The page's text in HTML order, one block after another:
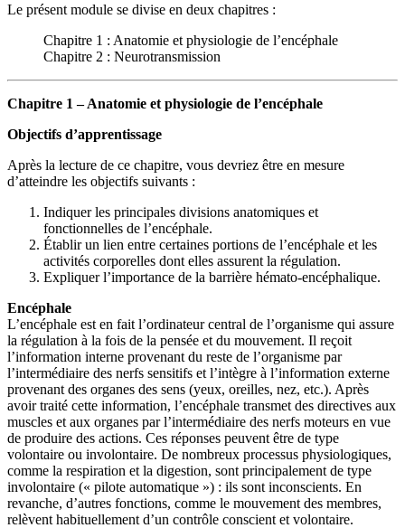
Le présent module se divise en deux chapitres :
Chapitre 1 : Anatomie et physiologie de l’encéphale
Chapitre 2 : Neurotransmission
Chapitre 1 – Anatomie et physiologie de l’encéphale
Objectifs d’apprentissage
Après la lecture de ce chapitre, vous devriez être en mesure
d’atteindre les objectifs suivants :
Indiquer les principales divisions anatomiques et
fonctionnelles de l’encéphale.
Établir un lien entre certaines portions de l’encéphale et les
activités corporelles dont elles assurent la régulation.
Expliquer l’importance de la barrière hémato-encéphalique.
Encéphale
L’encéphale est en fait l’ordinateur central de l’organisme qui assure
la régulation à la fois de la pensée et du mouvement. Il reçoit
l’information interne provenant du reste de l’organisme par
l’intermédiaire des nerfs sensitifs et l’intègre à l’information externe
provenant des organes des sens (yeux, oreilles, nez, etc.). Après
avoir traité cette information, l’encéphale transmet des directives aux
muscles et aux organes par l’intermédiaire des nerfs moteurs en vue
de produire des actions. Ces réponses peuvent être de type
volontaire ou involontaire. De nombreux processus physiologiques,
comme la respiration et la digestion, sont principalement de type
involontaire (« pilote automatique ») : ils sont inconscients. En
revanche, d’autres fonctions, comme le mouvement des membres,
relèvent habituellement d’un contrôle conscient et volontaire.